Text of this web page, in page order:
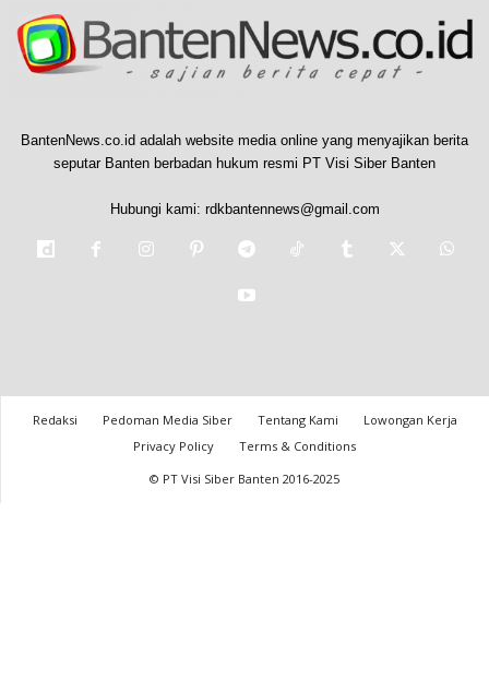
BantenNews.co.id adalah website media online yang menyajikan berita
seputar Banten berbadan hukum resmi PT Visi Siber Banten
Hubungi kami: rdkbantennews@gmail.com
Redaksi Pedoman Media Siber Tentang Kami
Lowongan Kerja
Privacy Policy
Terms & Conditions
© PT Visi Siber Banten 2016-2025